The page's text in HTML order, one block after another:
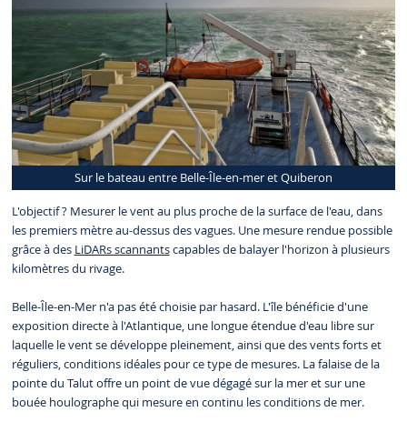
Sur le bateau entre Belle-Île-en-mer et Quiberon
L'objectif ? Mesurer le vent au plus proche de la surface de l'eau, dans
les premiers mètre au-dessus des vagues. Une mesure rendue possible
grâce à des LiDARs scannantscapables de balayer l'horizon à plusieurs
kilomètres du rivage.
Belle-Île-en-Mer n'a pas été choisie par hasard. L'île bénéficie d'une
exposition directe à l'Atlantique, une longue étendue d'eau libre sur
laquelle le vent se développe pleinement, ainsi que des vents forts et
réguliers, conditions idéales pour ce type de mesures. La falaise de la
pointe du Talut offre un point de vue dégagé sur la mer et sur une
bouée houlographe qui mesure en continu les conditions de mer.